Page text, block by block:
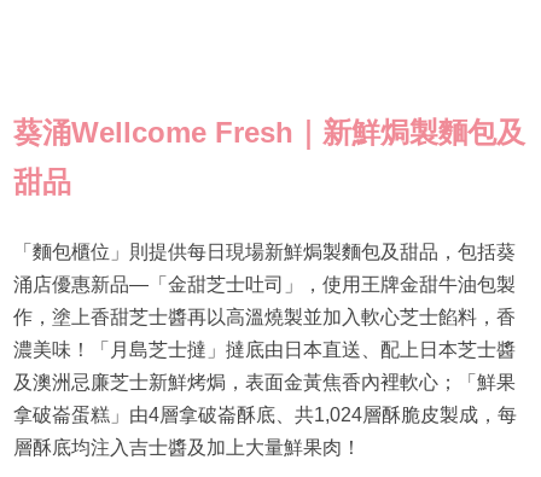
葵涌Wellcome Fresh｜新鮮焗製麵包及
甜品
「麵包櫃位」則提供每日現場新鮮焗製麵包及甜品，包括葵
涌店優惠新品—「金甜芝士吐司」，使用王牌金甜牛油包製
作，塗上香甜芝士醬再以高溫燒製並加入軟心芝士餡料，香
濃美味！「月島芝士撻」撻底由日本直送、配上日本芝士醬
及澳洲忌廉芝士新鮮烤焗，表面金黃焦香內裡軟心；「鮮果
拿破崙蛋糕」由4層拿破崙酥底、共1,024層酥脆皮製成，每
層酥底均注入吉士醬及加上大量鮮果肉！